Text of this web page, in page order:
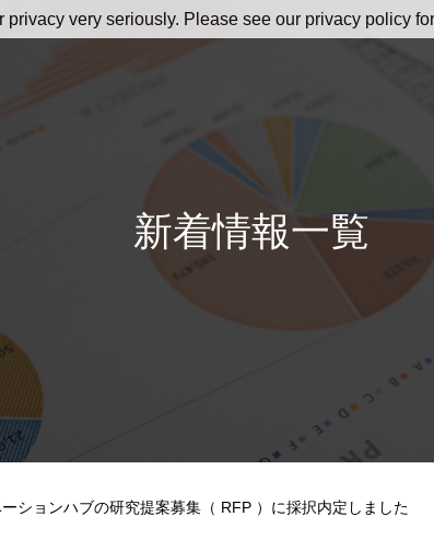
新着情報一覧
ションハブの研究提案募集（ RFP ）に採択内定しました
privacy very seriously. Please see our privacy policy